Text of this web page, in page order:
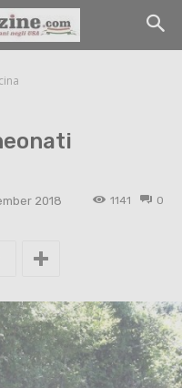
2018 0
1141